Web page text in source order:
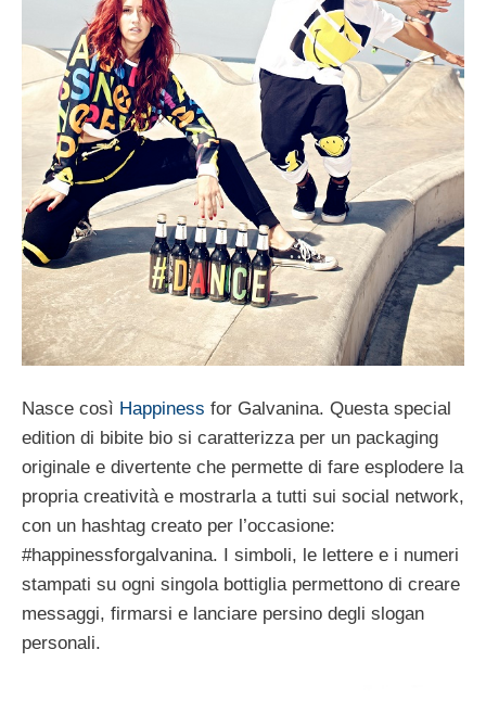
Nasce così Happiness for Galvanina. Questa special
edition di bibite bio si caratterizza per un packaging
originale e divertente che permette di fare esplodere la
propria creatività e mostrarla a tutti sui social network,
con un hashtag creato per l’occasione:
#happinessforgalvanina. I simboli, le lettere e i numeri
stampati su ogni singola bottiglia permettono di creare
messaggi, firmarsi e lanciare persino degli slogan
personali.